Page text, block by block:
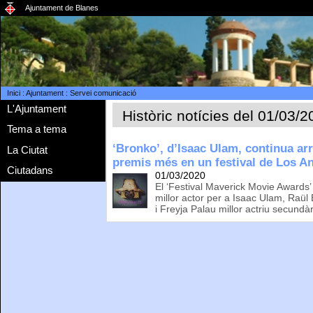
Ajuntament de Blanes
Inici: Ajuntament: Servei comunicació
L'Ajuntament
Tema a tema
La Ciutat
Ciutadans
Històric notícies del 01/03/
‘Bronko’, d’Isaac Ulam, continua
premis més en un festival de Los
01/03/2020
El ‘Festival Maverick Movie
millor actor per a Isaac Ulam,
i Freyja Palau millor actriu